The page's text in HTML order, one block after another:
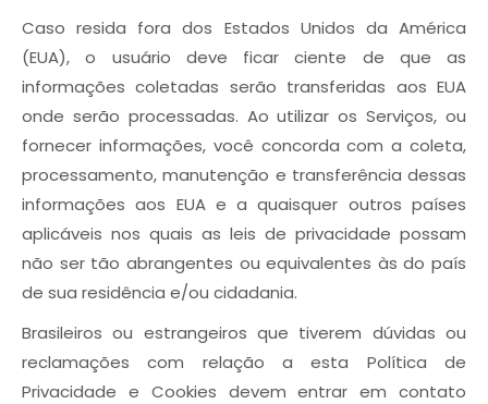
Caso resida fora dos Estados Unidos da América
(EUA), o usuário deve ficar ciente de que as
informações coletadas serão transferidas aos EUA
onde serão processadas. Ao utilizar os Serviços, ou
fornecer informações, você concorda com a coleta,
processamento, manutenção e transferência dessas
informações aos EUA e a quaisquer outros países
aplicáveis nos quais as leis de privacidade possam
não ser tão abrangentes ou equivalentes às do país
de sua residência e/ou cidadania.
Brasileiros ou estrangeiros que tiverem dúvidas ou
reclamações com relação a esta Política de
Privacidade e Cookies devem entrar em contato